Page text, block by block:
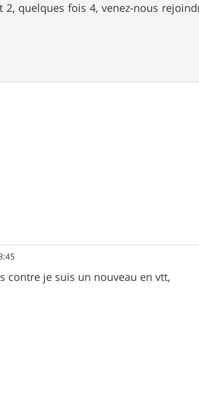
quelques fois 4, venez-nous
contre je suis un nouveau en vtt,